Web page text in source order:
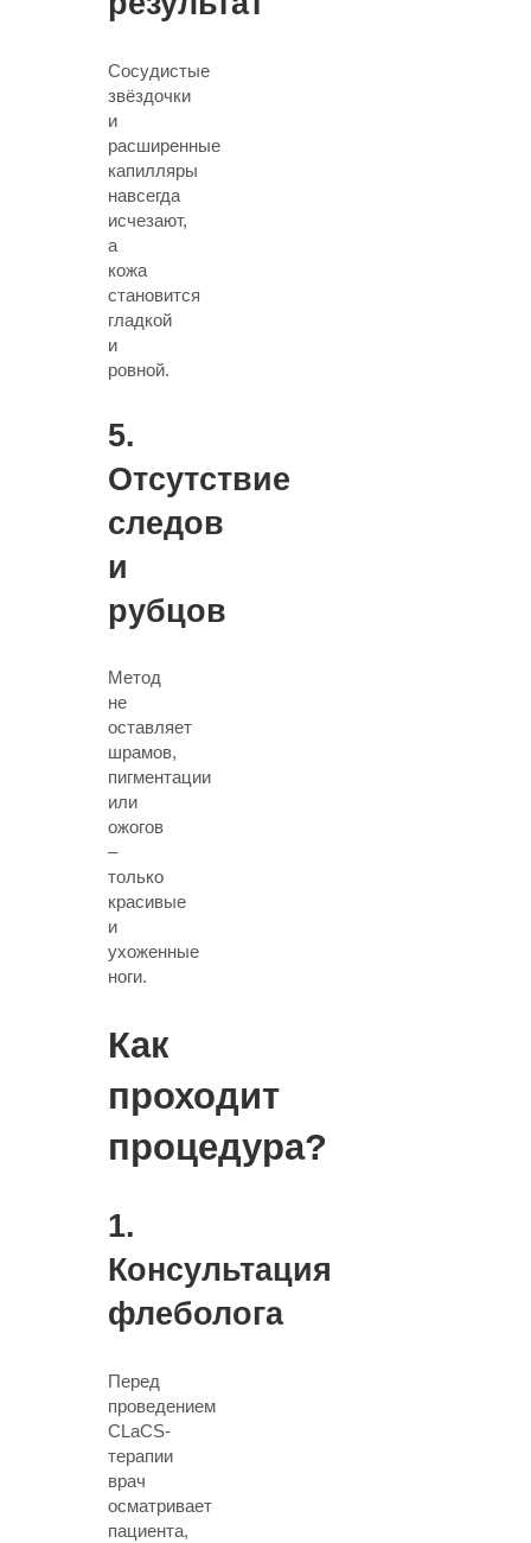
Сосудистые
звёздочки
и
расширенные
капилляры
навсегда
исчезают,
а
кожа
становится
гладкой
и
ровной.
5.
Отсутствие
следов
и
рубцов
Метод
не
оставляет
шрамов,
пигментации
или
ожогов
–
только
красивые
и
ухоженные
ноги.
Как
проходит
процедура?
1.
Консультация
флеболога
Перед
проведением
CLaCS-
терапии
врач
осматривает
пациента,